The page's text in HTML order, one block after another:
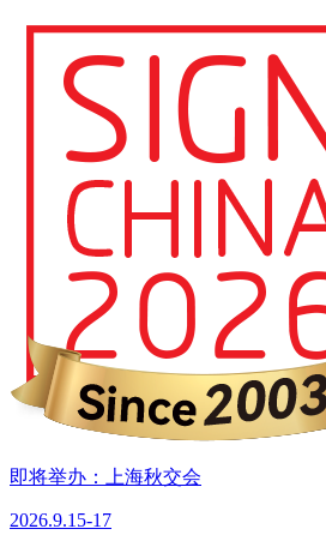
即将举办：上海秋交会
2026.9.15-17